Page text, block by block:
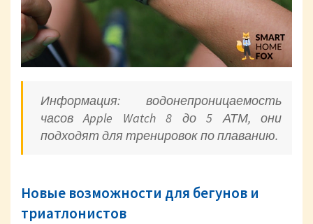
Информация: водонепроницаемость
часов Apple Watch 8 до 5 АТМ, они
подходят для тренировок по плаванию.
Новые возможности для бегунов и
триатлонистов